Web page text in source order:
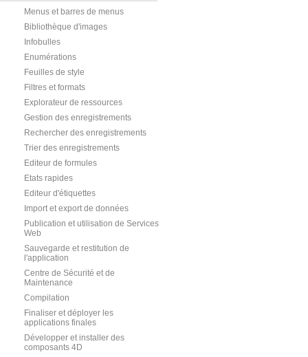
Menus et barres de menus
Bibliothèque d'images
Infobulles
Enumérations
Feuilles de style
Filtres et formats
Explorateur de ressources
Gestion des enregistrements
Rechercher des enregistrements
Trier des enregistrements
Editeur de formules
Etats rapides
Editeur d'étiquettes
Import et export de données
Publication et utilisation de Services
Web
Sauvegarde et restitution de
l'application
Centre de Sécurité et de
Maintenance
Compilation
Finaliser et déployer les
applications finales
Développer et installer des
composants 4D